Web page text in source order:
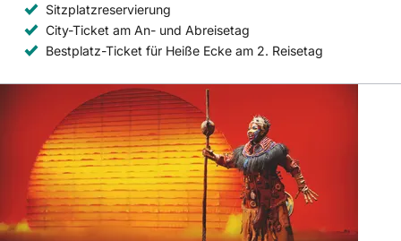
Sitzplatzreservierung
City-Ticket am An- und Abreisetag
Bestplatz-Ticket für Heiße Ecke am 2. Reisetag